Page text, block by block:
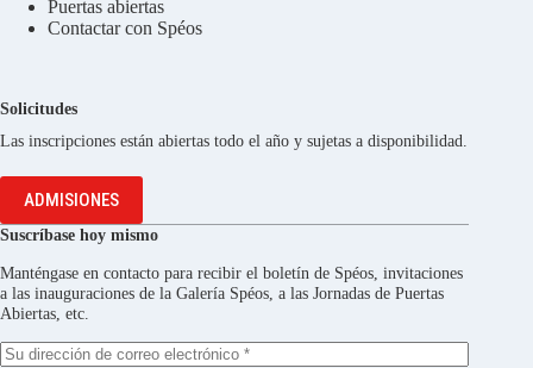
Puertas abiertas
Contactar con Spéos
Solicitudes
Las inscripciones están abiertas todo el año y sujetas a disponibilidad.
ADMISIONES
Suscríbase hoy mismo
Manténgase en contacto para recibir el boletín de Spéos, invitaciones
a las inauguraciones de la Galería Spéos, a las Jornadas de Puertas
Abiertas, etc.